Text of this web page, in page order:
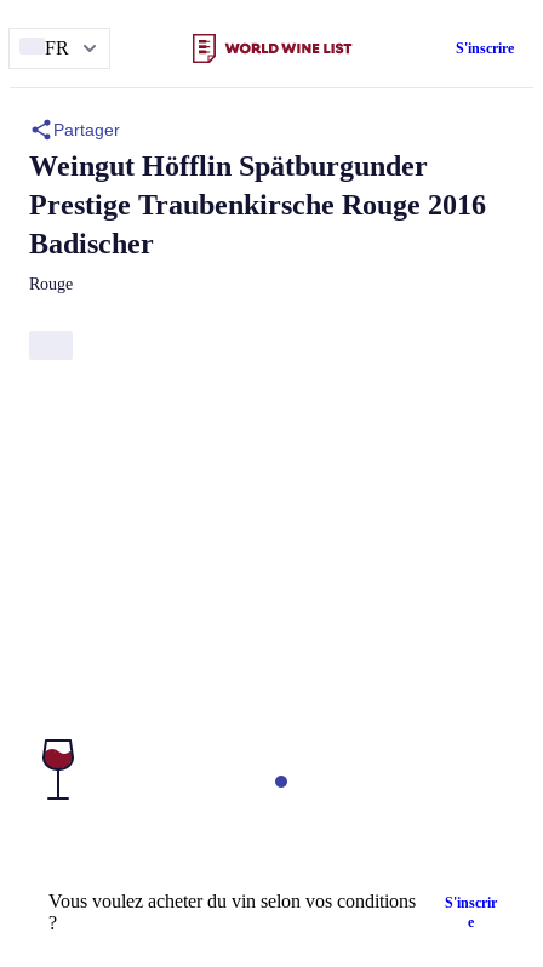
FR S'inscrire
Vous voulez acheter du vin selon vos conditions
?
S'inscrir
e
Partager
Weingut Höfflin Spätburgunder
Prestige Traubenkirsche Rouge 2016
Badischer
Rouge